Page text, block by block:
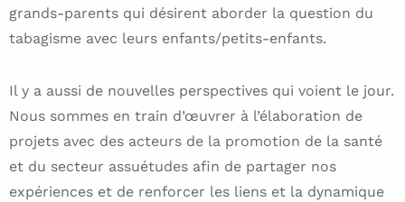
grands-parents qui désirent aborder la question du
tabagisme avec leurs enfants/petits-enfants.
Il y a aussi de nouvelles perspectives qui voient le jour.
Nous sommes en train d’œuvrer à l’élaboration de
projets avec des acteurs de la promotion de la santé
et du secteur assuétudes afin de partager nos
expériences et de renforcer les liens et la dynamique